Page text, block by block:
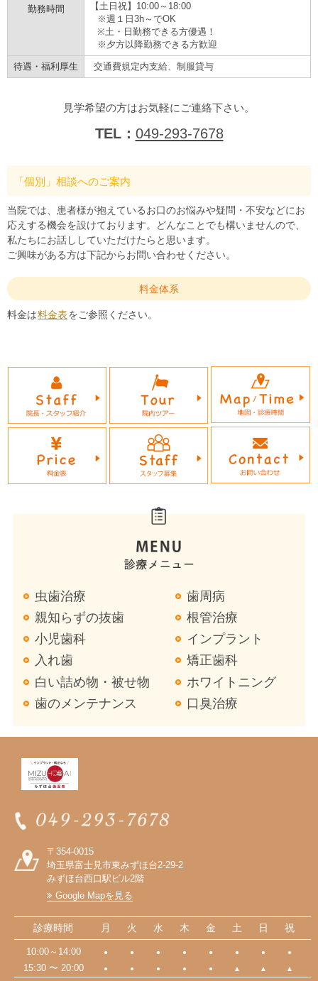
勤務時間
【土日祝】10:00～18:00
※週１日3h～でOK
※土・日勤務できる方優遇！
※夕方以降勤務できる方歓迎
待遇・福利厚生 交通費規定内支給、制服貸与
見学希望の方はお気軽にご連絡下さい。
TEL： 049-293-7678
「個別」相談へのご案内
当院では、患者様が抱えているお口のお悩みや疑問・不安などにお
応えする機会を設けております。どんなことでも構いませんので、
私たちにお話ししていただけたらと思います。
ご興味がある方は下記からお問い合わせください。
料金体系
料金は料金表をご参照ください。
虫歯治療
歯周病
親知らずの抜歯
根管治療
小児歯科
インプラント
入れ歯
矯正歯科
白い詰め物・被せ物
ホワイトニング
歯のメンテナンス
口臭治療
〒354-0015
埼玉県富士見市東みずほ台2-29-2
みずほ台西口駅ビル2階
Google Mapを見る
診療時間 月 火 水 木 金 土 日 祝
10:00～14:00 ● ● ● ● ● ● ● ●
15:30 〜 20:00 ● ● ● ● ● ▲ ▲ ▲